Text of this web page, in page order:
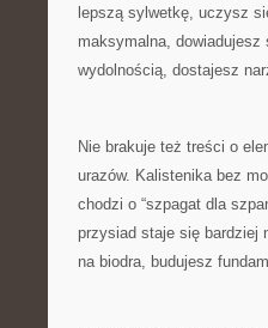
lepszą sylwetkę, uczysz
maksymalna,
wydolnością, dostajesz
Nie brakuje też treści o
urazów. Kalistenika bez
chodzi o “szpagat dla
przysiad staje się bardziej
na biodra, budujesz